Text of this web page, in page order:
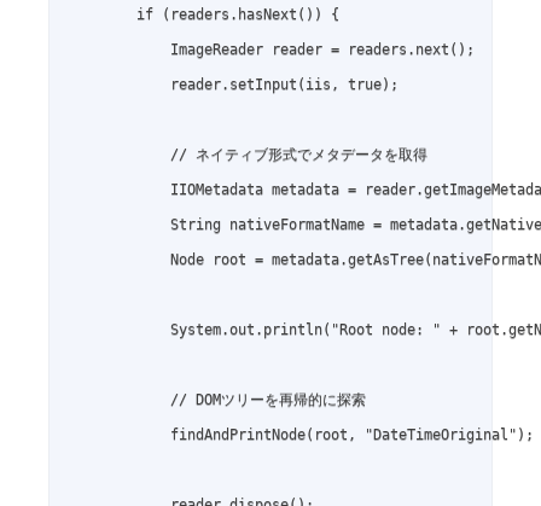
        if (readers.hasNext()) {
            ImageReader reader = readers.next();
            reader.setInput(iis, true);
            // ネイティブ形式でメタデータを取得
IIOMetadata metadata =
String nativeFormatName =
Node root =
System.out.println("Root node: " +
            // DOMツリーを再帰的に探索
            findAndPrintNode(root, "DateTimeOriginal");